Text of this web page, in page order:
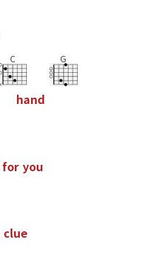
C
hand
G
for you
clue